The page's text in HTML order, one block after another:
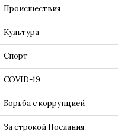
Происшествия
Культура
Спорт
COVID-19
Борьба с коррупцией
За строкой Послания